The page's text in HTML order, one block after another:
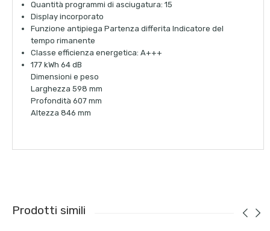
Quantità programmi di asciugatura: 15
Display incorporato
Funzione antipiega Partenza differita Indicatore del
tempo rimanente
Classe efficienza energetica: A+++
177 kWh 64 dB
Dimensioni e peso
Larghezza 598 mm
Profondità 607 mm
Altezza 846 mm
Prodotti simili